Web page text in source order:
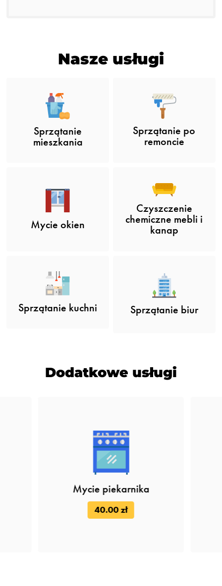
Nasze usługi
Sprzątanie
mieszkania
Sprzątanie po
remoncie
Mycie okien
Czyszczenie
chemiczne mebli i
kanap
Sprzątanie kuchni Sprzątanie biur
Dodatkowe usługi
Mycie piekarnika
40.00 zł